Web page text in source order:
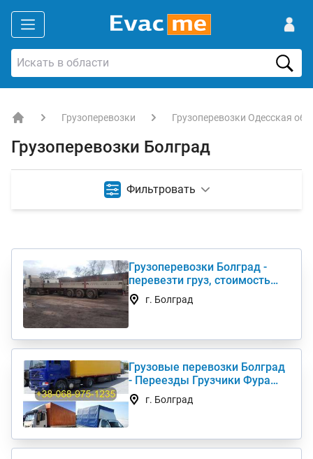
Грузоперевозки Грузоперевозки Одесская
Грузоперевозки Болград
Фильтровать
Грузоперевозки Болград -
перевезти груз, стоимость
услуги недорого
г. Болград
Грузовые перевозки Болград
- Переезды Грузчики Фура
Газельг. Болград